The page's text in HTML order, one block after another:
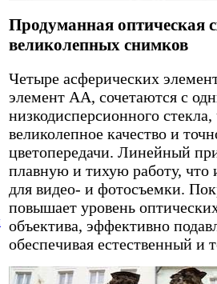
Продуманная оптическая
великолепных снимков
Четыре асферических
элемент AA, сочетаются с
низкодисперсионного стекла,
великолепное качество и
цветопередачи. Линейный
плавную и тихую работу, что
для видео- и фотосъемки.
повышает уровень
объектива, эффективно
обеспечивая естественный и